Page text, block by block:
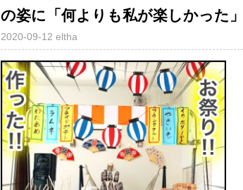
の姿に「何よりも私が楽しかった」
2020-09-12 eltha